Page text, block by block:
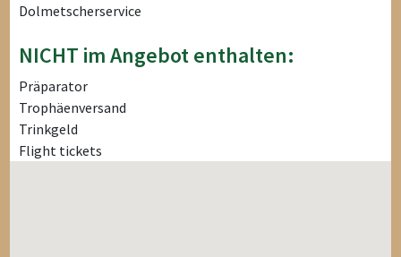
Dolmetscherservice
NICHT im Angebot enthalten:
Präparator
Trophäenversand
Trinkgeld
Flight tickets